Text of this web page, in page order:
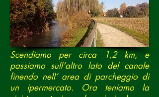
Scendiamo per circa 1,2 km, e
passiamo sull'altro lato del canale
finendo nell’ area di parcheggio di
un ipermercato. Ora teniamo la